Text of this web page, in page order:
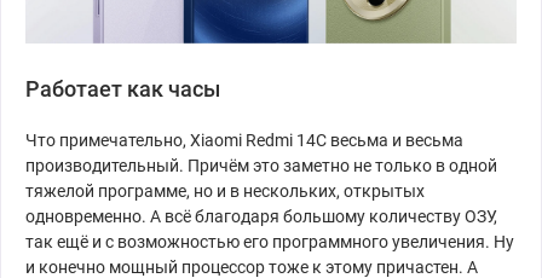
Работает как часы
Что примечательно, Xiaomi Redmi 14C весьма и весьма
производительный. Причём это заметно не только в одной
тяжелой программе, но и в нескольких, открытых
одновременно. А всё благодаря большому количеству ОЗУ,
так ещё и с возможностью его программного увеличения. Ну
и конечно мощный процессор тоже к этому причастен. А